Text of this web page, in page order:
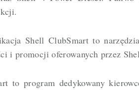
Shell ClubSmart to
i promocji oferowanych przez
to program dedykowany